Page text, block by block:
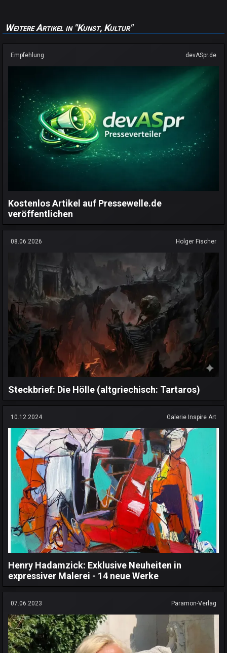
Weitere Artikel in "Kunst, Kultur"
Empfehlung devASpr.de
Kostenlos Artikel auf Pressewelle.de
veröffentlichen
08.06.2026 Holger Fischer
Steckbrief: Die Hölle (altgriechisch: Tartaros)
10.12.2024 Galerie Inspire Art
Henry Hadamzick: Exklusive Neuheiten in
expressiver Malerei - 14 neue Werke
07.06.2023 Paramon-Verlag